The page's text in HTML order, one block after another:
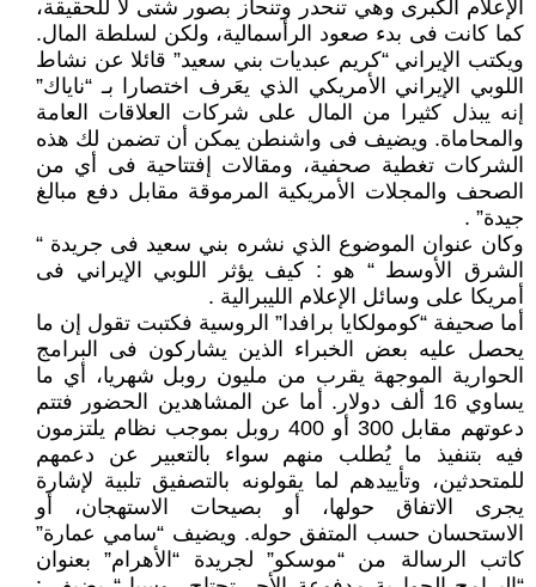
الإعلام الكبرى وهي تنحدر وتنحاز بصور شتى لا للحقيقة،
كما كانت فى بدء صعود الرأسمالية، ولكن لسلطة المال.
ويكتب الإيراني “كريم عبديات بني سعيد” قائلا عن نشاط
اللوبي الإيراني الأمريكي الذي يعَرف اختصارا بـ “ناياك”
إنه يبذل كثيرا من المال على شركات العلاقات العامة
والمحاماة. ويضيف فى واشنطن يمكن أن تضمن لك هذه
الشركات تغطية صحفية، ومقالات إفتتاحية فى أي من
الصحف والمجلات الأمريكية المرموقة مقابل دفع مبالغ
جيدة” .
وكان عنوان الموضوع الذي نشره بني سعيد فى جريدة “
الشرق الأوسط “ هو : كيف يؤثر اللوبي الإيراني فى
أمريكا على وسائل الإعلام الليبرالية .
أما صحيفة “كومولكايا برافدا” الروسية فكتبت تقول إن ما
يحصل عليه بعض الخبراء الذين يشاركون فى البرامج
الحوارية الموجهة يقرب من مليون روبل شهريا، أي ما
يساوي 16 ألف دولار. أما عن المشاهدين الحضور فتتم
دعوتهم مقابل 300 أو 400 روبل بموجب نظام يلتزمون
فيه بتنفيذ ما يُطلب منهم سواء بالتعبير عن دعمهم
للمتحدثين، وتأييدهم لما يقولونه بالتصفيق تلبية لإشارة
يجرى الاتفاق حولها، أو بصيحات الاستهجان، أو
الاستحسان حسب المتفق حوله. ويضيف “سامي عمارة”
كاتب الرسالة من “موسكو” لجريدة “الأهرام” بعنوان